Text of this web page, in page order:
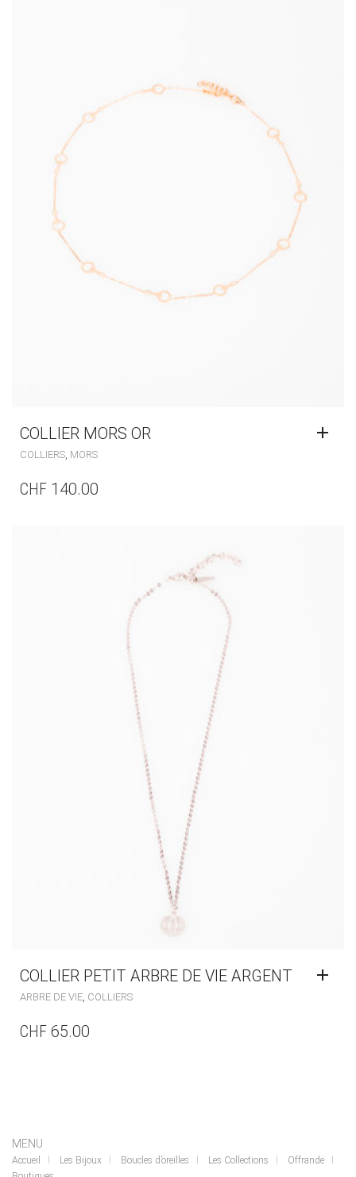
COLLIER MORS OR
COLLIERS MORS
CHF 140.00
COLLIER PETIT ARBRE DE VIE ARGENT
ARBRE DE VIE COLLIERS
CHF 65.00
MENU
Accueil Les Bijoux Boucles d’oreilles Les Collections
Offrande